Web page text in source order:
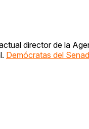
director de la
Demócratas del